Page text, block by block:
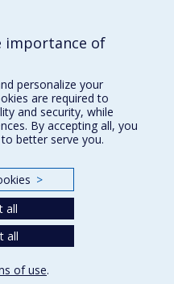
physique
importance of
personalize your
are required to
and security, while
By accepting all, you
better serve you.
>
all
all
of use.